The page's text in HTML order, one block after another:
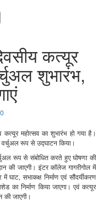
कत्यूर
शुभारंभ,
0
महोत्सव का शुभारंभ हो गया है।
वर्चुअल रूप से उद्घाटन किया।
रूप से संबोधित करते हुए घोषणा की
की जाएगी। इंटर कॉलेज गागरीगोल में
में घाट, सभाकक्ष निर्माण एवं सौंदर्यीकरण
का निर्माण किया जाएगा। एवं कत्यूर
जाएगी।